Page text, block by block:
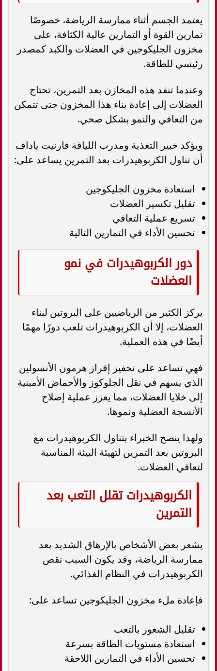
يعتمد الجسم أثناء ممارسة الرياضة، خصوصًا
تمارين القوة أو التمارين عالية الكثافة، على
مخزون الجليكوجين في العضلات والكبد كمصدر
رئيسي للطاقة.
وعندما تنفد هذه المخازن بعد التمرين، تحتاج
العضلات إلى إعادة بناء هذا المخزون حتى تتمكن
من التعافي والنمو بشكل صحي.
ويؤكد خبير التغذية ومدرب اللياقة فارنيت ياداف
أن تناول الكربوهيدرات بعد التمرين يساعد على:
استعادة مخزون الجليكوجين
تقليل تكسير العضلات
تسريع عملية التعافي
تحسين الأداء في التمارين التالية
دور الكربوهيدرات في نمو
العضلات
يركز الكثير من الرياضيين على البروتين لبناء
العضلات، إلا أن الكربوهيدرات تلعب دورًا مهمًا
أيضًا في هذه العملية.
فهي تساعد على تحفيز إفراز هرمون الأنسولين
الذي يسهم في نقل الجلوكوز والأحماض الأمينية
إلى خلايا العضلات، مما يعزز عملية إصلاح
الأنسجة العضلية ونموها.
ولهذا ينصح الخبراء بتناول الكربوهيدرات مع
البروتين بعد التمرين لتهيئة البيئة المناسبة
لتعافي العضلات.
الكربوهيدرات تقلل التعب بعد
التمرين
يشعر بعض الأشخاص بالإرهاق الشديد بعد
ممارسة الرياضة، وقد يكون السبب نقص
الكربوهيدرات في النظام الغذائي.
فإعادة ملء مخزون الجليكوجين تساعد على:
تقليل الشعور بالتعب
استعادة مستويات الطاقة بسرعة
تحسين الأداء في التمارين اللاحقة